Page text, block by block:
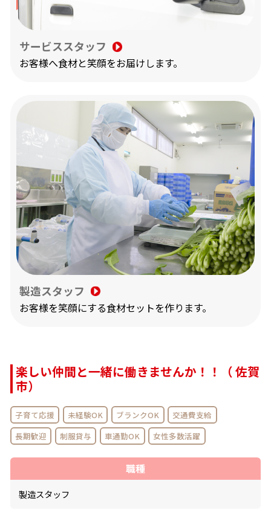
サービススタッフ
お客様へ食材と笑顔をお届けします。
製造スタッフ
お客様を笑顔にする食材セットを作ります。
楽しい仲間と一緒に働きませんか！！（ 佐賀
市）
子育て応援 未経験OK ブランクOK
交通費支給
長期歓迎
制服貸与 車通勤OK 女性多数活躍
職種
製造スタッフ